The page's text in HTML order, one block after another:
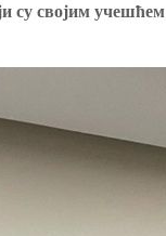
су својим учешћем